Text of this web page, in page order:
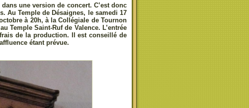
une version de concert. C’est donc
Au Temple de Désaignes, le samedi 17
à 20h, à la Collégiale de Tournon
Temple Saint-Ruf de Valence. L’entrée
de la production. Il est conseillé de
étant prévue.